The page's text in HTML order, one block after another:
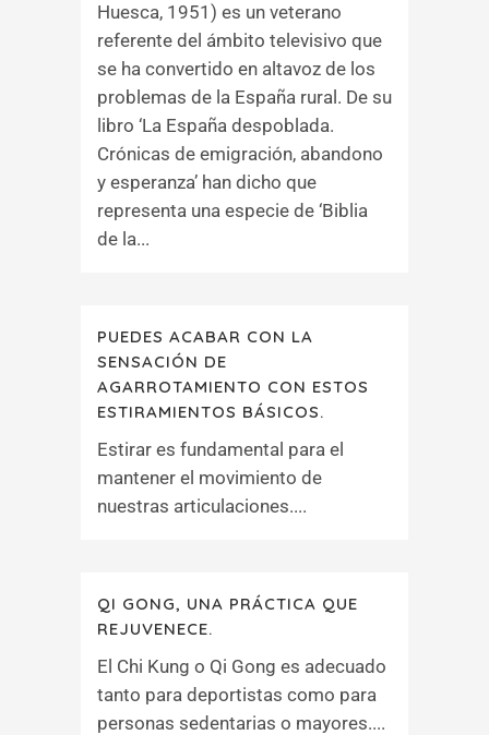
Huesca, 1951) es un veterano
referente del ámbito televisivo que
se ha convertido en altavoz de los
problemas de la España rural. De su
libro ‘La España despoblada.
Crónicas de emigración, abandono
y esperanza’ han dicho que
representa una especie de ‘Biblia
de la...
PUEDES ACABAR CON LA
SENSACIÓN DE
AGARROTAMIENTO CON ESTOS
ESTIRAMIENTOS BÁSICOS.
Estirar es fundamental para el
mantener el movimiento de
nuestras articulaciones....
QI GONG, UNA PRÁCTICA QUE
REJUVENECE.
El Chi Kung o Qi Gong es adecuado
tanto para deportistas como para
personas sedentarias o mayores....